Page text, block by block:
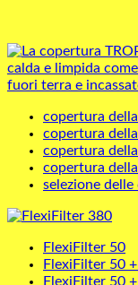
copertura
copertura
copertura
copertura
selezione
FlexiFilter 50
FlexiFilter 50
FlexiFilter 50